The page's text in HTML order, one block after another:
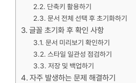
단축키 활용하기
문서 전체 선택 후 초기화하기
글꼴 초기화 후 확인 사항
문서 미리보기 확인하기
스타일 일관성 점검하기
저장 및 백업하기
자주 발생하는 문제 해결하기